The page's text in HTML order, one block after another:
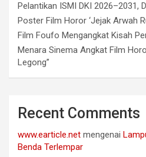
Pelantikan ISMI DKI 2026–2031,
Poster Film Horor ‘Jejak Arwah
Film Foufo Mengangkat Kisah
Menara Sinema Angkat Film
Legong”
Recent Comments
www.earticle.net mengenai
Benda Terlempar